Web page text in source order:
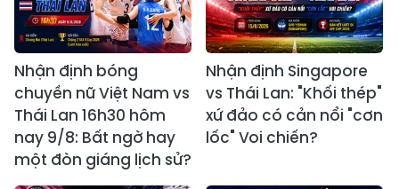
Nhận định bóng
chuyền nữ Việt Nam vs
Thái Lan 16h30 hôm
nay 9/8: Bất ngờ hay
một đòn giáng lịch sử?
Nhận định Singapore
vs Thái Lan: "Khối thép"
xứ đảo có cản nổi "cơn
lốc" Voi chiến?